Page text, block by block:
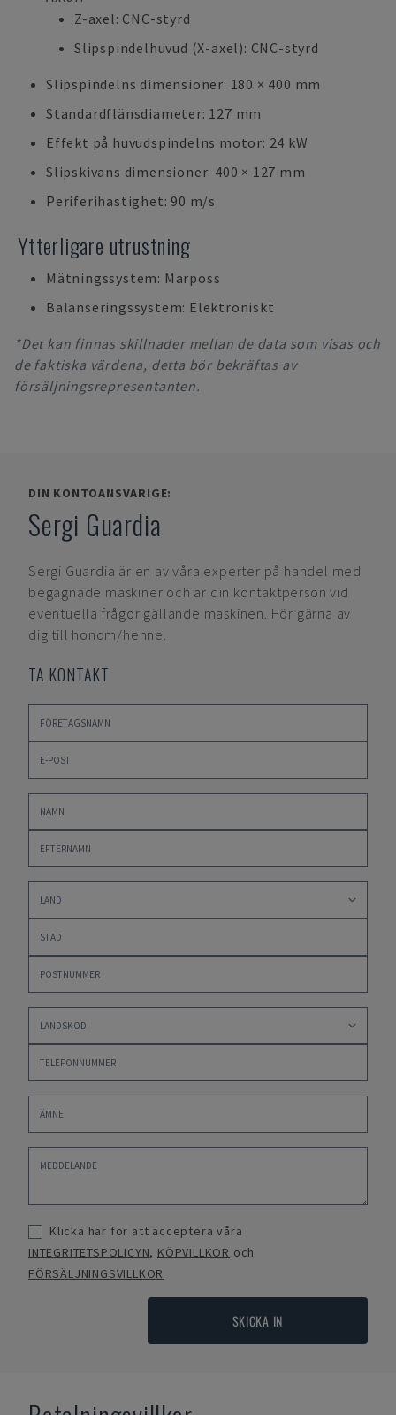
Z-axel: CNC-styrd
Slipspindelhuvud (X-axel): CNC-styrd
Slipspindelns dimensioner: 180 × 400 mm
Standardflänsdiameter: 127 mm
Effekt på huvudspindelns motor: 24 kW
Slipskivans dimensioner: 400 × 127 mm
Periferihastighet: 90 m/s
Ytterligare utrustning
Mätningssystem: Marposs
Balanseringssystem: Elektroniskt
*Det kan finnas skillnader mellan de data som visas och
de faktiska värdena, detta bör bekräftas av
försäljningsrepresentanten.
DIN KONTOANSVARIGE:
Sergi Guardia
Sergi Guardia är en av våra experter på handel med
begagnade maskiner och är din kontaktperson vid
eventuella frågor gällande maskinen. Hör gärna av
dig till honom/henne.
TA KONTAKT
Klicka här för att acceptera våra
INTEGRITETSPOLICYN, KÖPVILLKOR och
FÖRSÄLJNINGSVILLKOR
SKICKA IN